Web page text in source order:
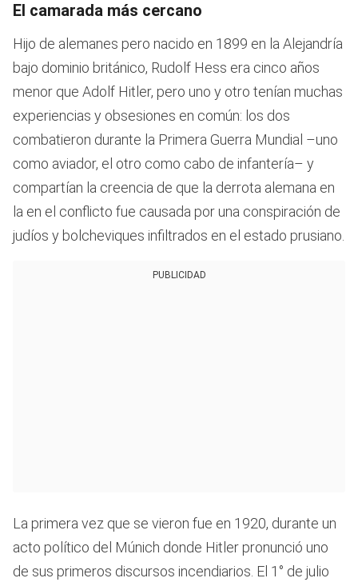
El camarada más cercano
Hijo de alemanes pero nacido en 1899 en la Alejandría
bajo dominio británico, Rudolf Hess era cinco años
menor que Adolf Hitler, pero uno y otro tenían muchas
experiencias y obsesiones en común: los dos
combatieron durante la Primera Guerra Mundial –uno
como aviador, el otro como cabo de infantería– y
compartían la creencia de que la derrota alemana en
la en el conflicto fue causada por una conspiración de
judíos y bolcheviques infiltrados en el estado prusiano.
PUBLICIDAD
La primera vez que se vieron fue en 1920, durante un
acto político del Múnich donde Hitler pronunció uno
de sus primeros discursos incendiarios. El 1° de julio